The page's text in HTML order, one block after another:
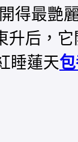
得最艷
升后，
睡蓮天